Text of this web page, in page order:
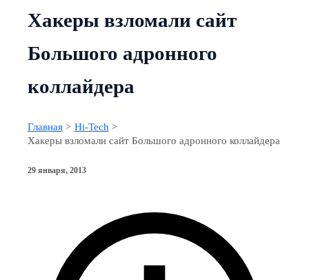
Хакеры взломали сайт
Большого адронного
коллайдера
Главная
Hi-Tech
Хакеры взломали сайт Большого адронного коллайдера
29 января, 2013